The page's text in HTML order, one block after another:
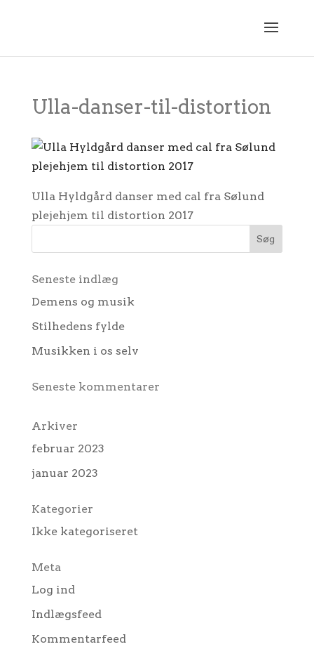
Ulla-danser-til-distortion
Ulla Hyldgård danser med cal fra Sølund
plejehjem til distortion 2017
Seneste indlæg
Demens og musik
Stilhedens fylde
Musikken i os selv
Seneste kommentarer
Arkiver
februar 2023
januar 2023
Kategorier
Ikke kategoriseret
Meta
Log ind
Indlægsfeed
Kommentarfeed